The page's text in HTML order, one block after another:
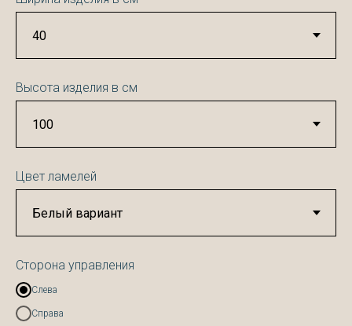
Высота изделия в см
Цвет ламелей
Сторона управления
Слева
Справа